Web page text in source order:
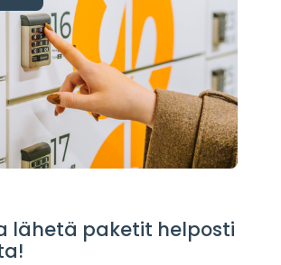
lähetä paketit helposti